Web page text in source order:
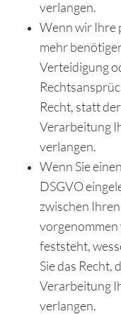
verlangen.
Wenn wir Ihre
mehr
Verteidigung
Recht, statt
Verarbeitung
verlangen.
Wenn Sie
DSGVO
zwischen
vorgenommen
feststeht,
Sie das Recht,
Verarbeitung
verlangen.